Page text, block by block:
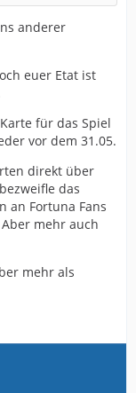
anderer
euer Etat ist
für das Spiel
vor dem 31.05.
direkt über
das
an Fortuna Fans
mehr auch
mehr als